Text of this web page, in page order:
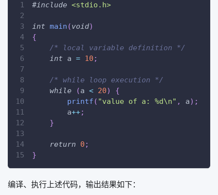
#include <stdio.h>
int main (void)
{
/* local variable definition */
int a = 10 ;
/* while loop execution */
while
(a < 20)
{
printf ( "value of a: %d\n" , a) ;
        a
++;
}
return 0 ;
}
编译、执行上述代码，输出结果如下：